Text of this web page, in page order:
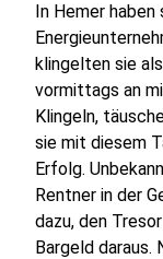
In Hemer
klingelten sie
vormittags an
Klingeln,
sie mit diesem
Erfolg.
Rentner in der
dazu, den
Bargeld daraus.